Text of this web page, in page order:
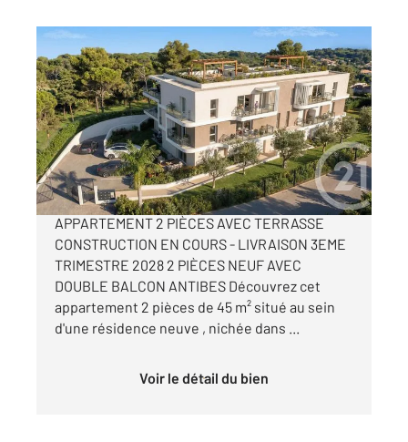
ANTIBES 06
44,98 m2, 2 pièces
Ref : 176
Appartement F2 à vendre
280 000 €
PROGRAMME NEUF À ANTIBES -
APPARTEMENT 2 PIÈCES AVEC TERRASSE
CONSTRUCTION EN COURS - LIVRAISON 3EME
TRIMESTRE 2028 2 PIÈCES NEUF AVEC
DOUBLE BALCON ANTIBES Découvrez cet
appartement 2 pièces de 45 m² situé au sein
d'une résidence neuve , nichée dans ...
Voir le détail du bien